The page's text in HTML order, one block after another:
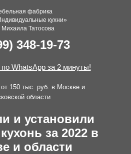
фабрика
кухни»
Михаила Татосова
WhatsApp за 2 минуты!
348-19-73
от 150 тыс. руб. в Москве и
области
и установили
за 2022 в
и области